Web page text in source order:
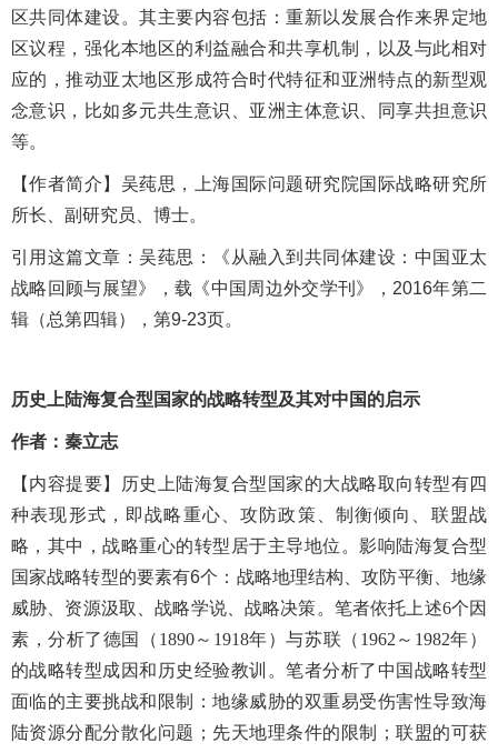
区共同体建设。其主要内容包括：重新以发展合作来界定地
区议程，强化本地区的利益融合和共享机制，以及与此相对
应的，推动亚太地区形成符合时代特征和亚洲特点的新型观
念意识，比如多元共生意识、亚洲主体意识、同享共担意识
等。
【作者简介 】吴莼思，上海国际问题研究院国际战略研究所
所长、副研究员、博士。
引用这篇文章：吴莼思：《从融入到共同体建设：中国亚太
战略回顾与展望》，载《中国周边外交学刊》， 2016年第二
辑（总第四辑），第9-23页。
历史上陆海复合型国家的战略转型及其对中国的启示
作者：秦立志
【内容提要】历史上陆海复合型国家的大战略取向转型有四
种表现形式，即战略重心、攻防政策、制衡倾向、联盟战
略，其中，战略重心的转型居于主导地位。影响陆海复合型
国家战略转型的要素有6个：战略地理结构、攻防平衡、地缘
威胁、资源汲取、战略学说、战略决策。笔者依托上述6个因
素，分析了德国（ 1890～ 1918年）与苏联（ 1962 ～ 1982年）
的战略转型成因和历史经验教训。笔者分析了中国战略转型
面临的主要挑战和限制：地缘威胁的双重易受伤害性导致海
陆资源分配分散化问题；先天地理条件的限制；联盟的可获